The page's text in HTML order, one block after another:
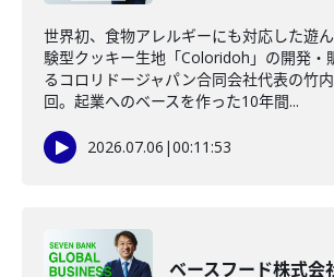
世界初、食物アレルギーにも対応した遊
験型クッキー生地「Coloridoh」の開発・
るコロリドージャパン合同会社代表の竹
回。起業へのベースを作った10年間...
2026.07.06 |00:11:53
ベースフード株式会